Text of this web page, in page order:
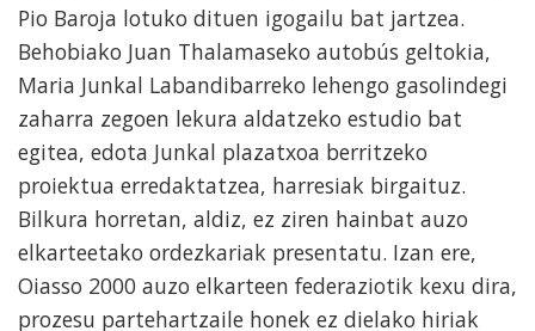
Pio Baroja lotuko dituen igogailu bat jartzea.
Behobiako Juan Thalamaseko autobús geltokia,
Maria Junkal Labandibarreko lehengo gasolindegi
zaharra zegoen lekura aldatzeko estudio bat
egitea, edota Junkal plazatxoa berritzeko
proiektua erredaktatzea, harresiak birgaituz.
Bilkura horretan, aldiz, ez ziren hainbat auzo
elkarteetako ordezkariak presentatu. Izan ere,
Oiasso 2000 auzo elkarteen federaziotik kexu dira,
prozesu partehartzaile honek ez dielako hiriak